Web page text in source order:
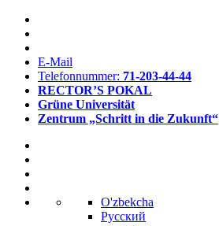
E-Mail
Telefonnummer: 71-203-44-44
RECTOR’S POKAL
Grüne Universität
Zentrum „Schritt in die Zukunft“
O'zbekcha
Русский